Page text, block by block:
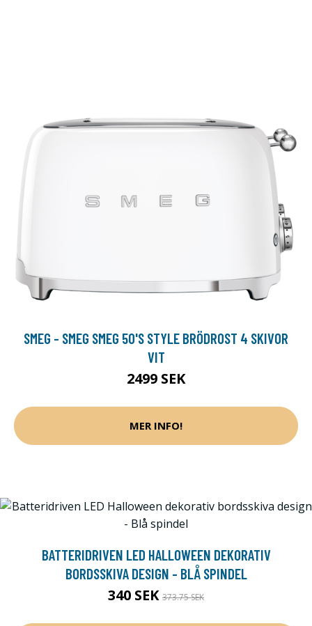
SMEG - SMEG SMEG 50'S STYLE BRÖDROST 4 SKIVOR
VIT
2499 SEK
MER INFO!
BATTERIDRIVEN LED HALLOWEEN DEKORATIV
BORDSSKIVA DESIGN - BLÅ SPINDEL
340 SEK 373.75 SEK